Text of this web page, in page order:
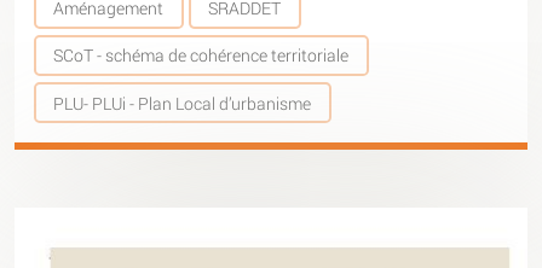
Aménagement SRADDET
SCoT - schéma de cohérence territoriale
PLU- PLUi - Plan Local d’urbanisme